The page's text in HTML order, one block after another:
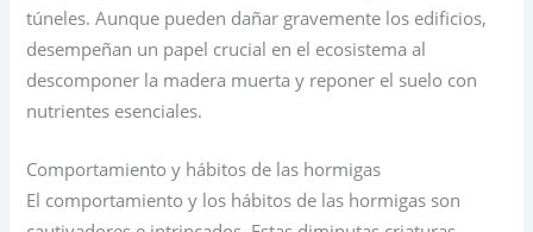
túneles. Aunque pueden dañar gravemente los edificios,
desempeñan un papel crucial en el ecosistema al
descomponer la madera muerta y reponer el suelo con
nutrientes esenciales.
Comportamiento y hábitos de las hormigas
El comportamiento y los hábitos de las hormigas son